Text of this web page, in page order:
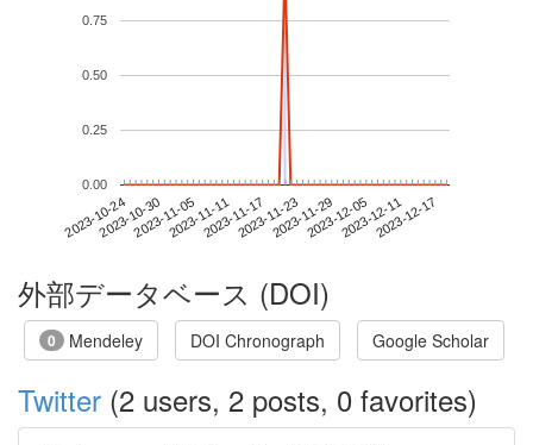
2023-10-242023-10-302023-11-052023-11-112023-11-172023-11-232023-11-292023-12-052023-12-112023-12-17
0.00
0.25
0.50
0.75
外部データベース (DOI)
0 Mendeley DOI Chronograph Google Scholar
Twitter (2 users, 2 posts, 0 favorites)